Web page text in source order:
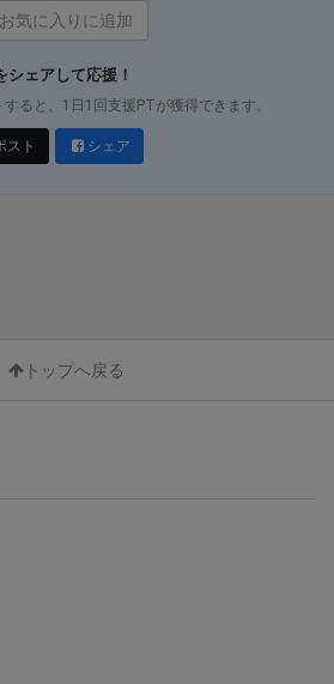
お気に入りに追加
シェアして応援！
すると、1日1回支援PTが獲得できます。
スト シェア
トップへ戻る